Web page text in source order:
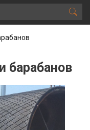
барабанов